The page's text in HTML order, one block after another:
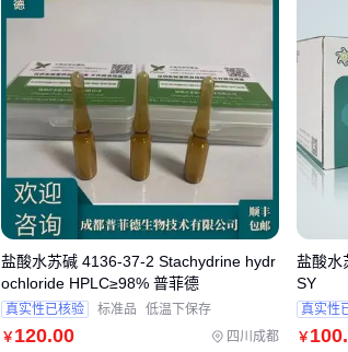
运动水壶
长时间保温：选择316不锈钢
这是两种典型的便携容器方案：
五、电解质产品使用中的注
实际使用中容易被忽视的细节往
避免使用金属器皿长期储存酸
粉剂产品要注意防潮结块
现配现用的溶液最好在12小时
￥120.00 四川成都
盐酸水苏碱 4136-37-2 Stachydrine hydr
ochloride HPLC≥98% 普菲德
真实性已核验 标准品 低温下保存
￥100
盐酸水
SY
真实性